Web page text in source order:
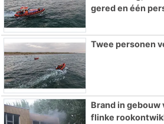
gered en één
Twee personen
Brand in gebouw
flinke